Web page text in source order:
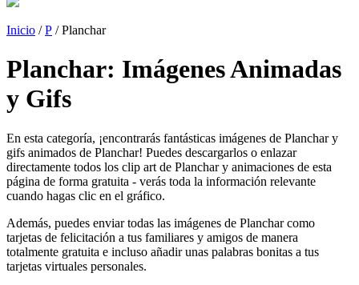
Inicio /P / Planchar
Planchar: Imágenes Animadas
y Gifs
En esta categoría, ¡encontrarás fantásticas imágenes de Planchar y
gifs animados de Planchar! Puedes descargarlos o enlazar
directamente todos los clip art de Planchar y animaciones de esta
página de forma gratuita - verás toda la información relevante
cuando hagas clic en el gráfico.
Además, puedes enviar todas las imágenes de Planchar como
tarjetas de felicitación a tus familiares y amigos de manera
totalmente gratuita e incluso añadir unas palabras bonitas a tus
tarjetas virtuales personales.